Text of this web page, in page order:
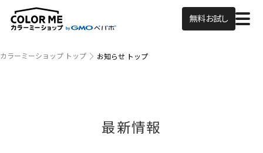
無料お試し
カラーミーショップ トップ お知らせ トップ
最新情報